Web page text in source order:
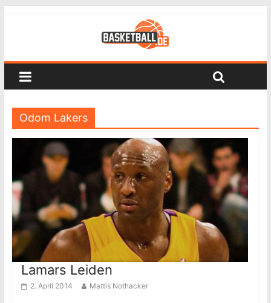
Odom Lakers
Lamars Leiden
2. April 2014 Mattis Nothacker